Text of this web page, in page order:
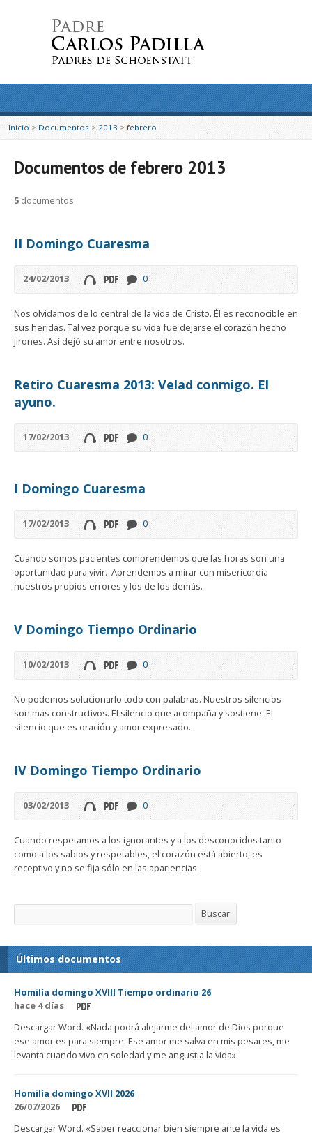
Inicio >Documentos> 2013 >febrero
Documentos de febrero 2013
5 documentos
II Domingo Cuaresma
24/02/2013 0
Nos olvidamos de lo central de la vida de Cristo. Él es reconocible en
sus heridas. Tal vez porque su vida fue dejarse el corazón hecho
jirones. Así dejó su amor entre nosotros.
Retiro Cuaresma 2013: Velad conmigo. El
ayuno.
17/02/2013 0
I Domingo Cuaresma
17/02/2013 0
Cuando somos pacientes comprendemos que las horas son una
oportunidad para vivir. Aprendemos a mirar con misericordia
nuestros propios errores y los de los demás.
V Domingo Tiempo Ordinario
10/02/2013 0
No podemos solucionarlo todo con palabras. Nuestros silencios
son más constructivos. El silencio que acompaña y sostiene. El
silencio que es oración y amor expresado.
IV Domingo Tiempo Ordinario
03/02/2013 0
Cuando respetamos a los ignorantes y a los desconocidos tanto
como a los sabios y respetables, el corazón está abierto, es
receptivo y no se fija sólo en las apariencias.
Buscar Buscar
Últimos documentos
Homilía domingo XVIII Tiempo ordinario 26
hace 4 días
Descargar Word. «Nada podrá alejarme del amor de Dios porque
ese amor es para siempre. Ese amor me salva en mis pesares, me
levanta cuando vivo en soledad y me angustia la vida»
Homilía domingo XVII 2026
26/07/2026
Descargar Word. «Saber reaccionar bien siempre ante la vida es